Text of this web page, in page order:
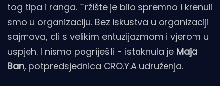
tog tipa i ranga. Tržište je bilo spremno i krenuli
smo u organizaciju. Bez iskustva u organizaciji
sajmova, ali s velikim entuzijazmom i vjerom u
uspjeh. I nismo pogriješili - istaknula je Maja
Ban, potpredsjednica CRO.Y.A udruženja.